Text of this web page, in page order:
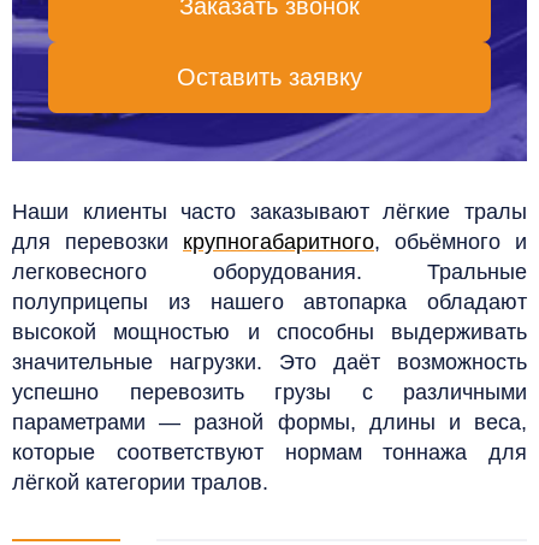
Заказать звонок
Оставить заявку
Наши клиенты часто заказывают лёгкие тралы
для перевозки крупногабаритного, обьёмного и
легковесного оборудования. Тральные
полуприцепы из нашего автопарка обладают
высокой мощностью и способны выдерживать
значительные нагрузки. Это даёт возможность
успешно перевозить грузы с различными
параметрами — разной формы, длины и веса,
которые соответствуют нормам тоннажа для
лёгкой категории тралов.